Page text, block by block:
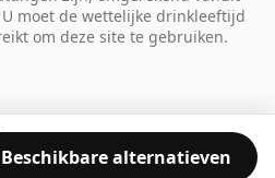
Beschikbare alternatieven
moet de wettelijke drinkleeftijd
om deze site te gebruiken.